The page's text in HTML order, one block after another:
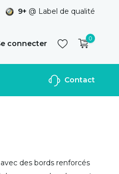
9+ @ Label de qualité
connecter
S'inscrire
0
Contact
des bords renforcés